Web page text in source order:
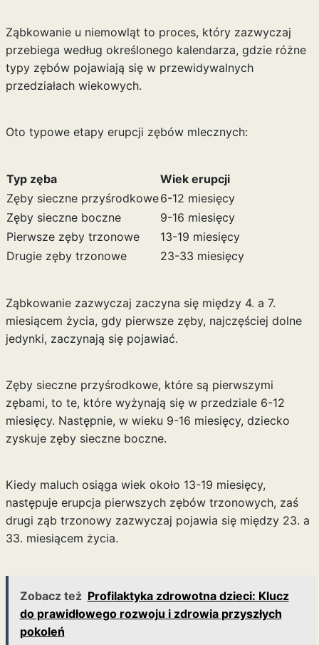
Ząbkowanie u niemowląt to proces, który zazwyczaj
przebiega według określonego kalendarza, gdzie różne
typy zębów pojawiają się w przewidywalnych
przedziałach wiekowych.
Oto typowe etapy erupcji zębów mlecznych:
Typ zęba
Wiek erupcji
Zęby sieczne przyśrodkowe6-12 miesięcy
Zęby sieczne boczne
9-16 miesięcy
Pierwsze zęby trzonowe
13-19 miesięcy
Drugie zęby trzonowe
23-33 miesięcy
Ząbkowanie zazwyczaj zaczyna się między 4. a 7.
miesiącem życia, gdy pierwsze zęby, najczęściej dolne
jedynki, zaczynają się pojawiać.
Zęby sieczne przyśrodkowe, które są pierwszymi
zębami, to te, które wyżynają się w przedziale 6-12
miesięcy. Następnie, w wieku 9-16 miesięcy, dziecko
zyskuje zęby sieczne boczne.
Kiedy maluch osiąga wiek około 13-19 miesięcy,
następuje erupcja pierwszych zębów trzonowych, zaś
drugi ząb trzonowy zazwyczaj pojawia się między 23. a
33. miesiącem życia.
Zobacz też Profilaktyka zdrowotna dzieci: Klucz
do prawidłowego rozwoju i zdrowia przyszłych
pokoleń